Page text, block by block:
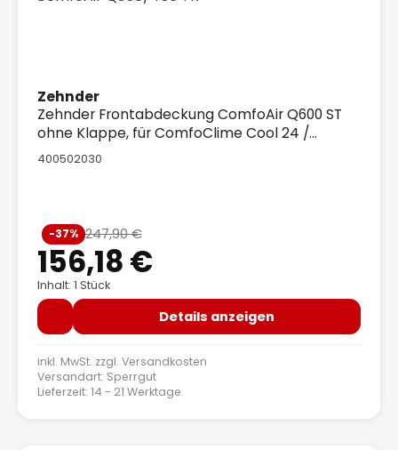
Zehnder
Zehnder Frontabdeckung ComfoAir Q600 ST
ohne Klappe, für ComfoClime Cool 24 /
ComfoAir Q350/450 TR
400502030
Verkaufspreis:
156,18 €
Regulärer Preis:
247,90 €
-37%
Inhalt: 1 Stück
Details anzeigen
inkl. MwSt. zzgl. Versandkosten
Versandart: Sperrgut
Lieferzeit: 14 - 21 Werktage